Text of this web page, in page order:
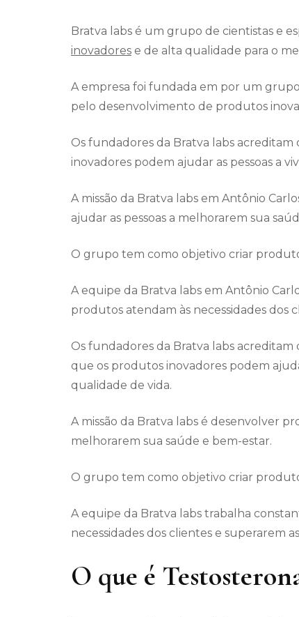
Bratva labs é um grupo de cientistas e
inovadores e de alta qualidade para o
A empresa foi fundada em por um
pelo desenvolvimento de produtos
Os fundadores da Bratva labs
inovadores podem ajudar as pessoas a
A missão da Bratva labs em Antônio
ajudar as pessoas a melhorarem sua
O grupo tem como objetivo criar
A equipe da Bratva labs em Antônio
produtos atendam às necessidades dos
Os fundadores da Bratva labs
que os produtos inovadores podem
qualidade de vida.
A missão da Bratva labs é desenvolver
melhorarem sua saúde e bem-estar.
O grupo tem como objetivo criar
A equipe da Bratva labs trabalha
necessidades dos clientes e superarem
O que é